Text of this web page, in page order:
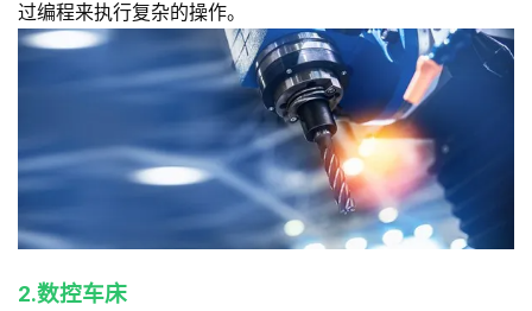
过编程来执行复杂的操作。
2.数控车床